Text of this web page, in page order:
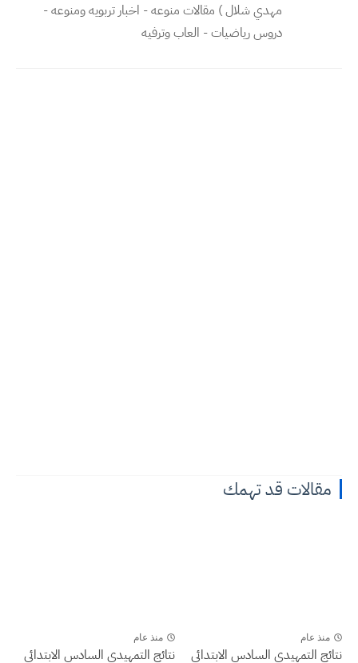
مهدي شلال ) مقالات منوعه - اخبار تربويه ومنوعه -
دروس رياضيات - العاب وترفيه
مقالات قد تهمك
منذ عام
نتائج التمهيدي السادس الابتدائي
منذ عام
نتائج التمهيدي السادس الابتدائي